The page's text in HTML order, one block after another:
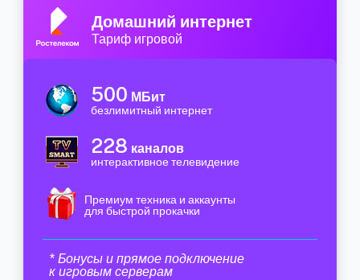
Домашний интернет
Тариф игровой
500 МБит
безлимитный интернет
228 каналов
интерактивное телевидение
Премиум техника и аккаунты
для быстрой прокачки
* Бонусы и прямое подключение
к игровым серверам